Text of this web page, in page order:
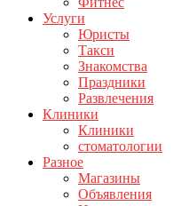
Услуги
Юристы
Такси
Знакомства
Праздники
Развлечения
Клиники
Клиники
стоматологии
Разное
Магазины
Объявления